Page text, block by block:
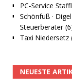
PC-Service
Schönfuß ·
Steuerberater
Taxi Niedersetz
NEUESTE